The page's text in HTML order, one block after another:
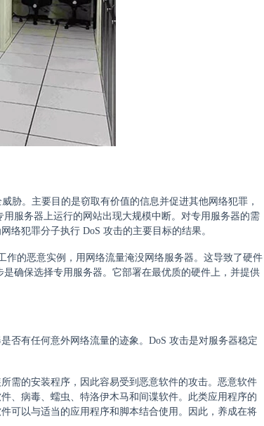
胁。主要目的是窃取有价值的信息并促进其他网络犯罪，
服务器上运行的网站出现大规模中断。对专用服务器的需
络犯罪分子执行 DoS 攻击的主要目标的结果。
作的恶意实例，用网络流量淹没网络服务器。这导致了硬件
确保选择专用服务器。它部署在最优质的硬件上，并提供
否有任何意外网络流量的迹象。DoS 攻击是对服务器稳定
需的安装程序，因此容易受到恶意软件的攻击。恶意软件
、病毒、蠕虫、特洛伊木马和间谍软件。此类应用程序的
可以与适当的应用程序和脚本结合使用。因此，养成在将